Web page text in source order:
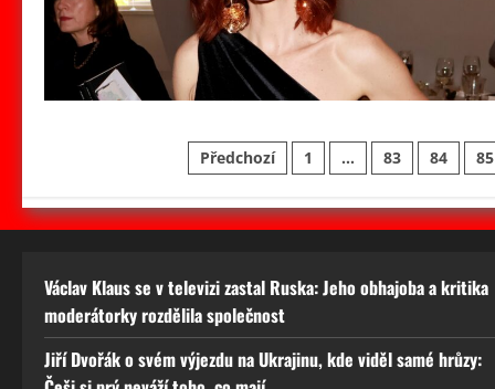
Stránkování
příspěvků
Předchozí 1 … 83 84 85
Václav Klaus se v televizi zastal Ruska: Jeho obhajoba a kritika
moderátorky rozdělila společnost
Jiří Dvořák o svém výjezdu na Ukrajinu, kde viděl samé hrůzy: